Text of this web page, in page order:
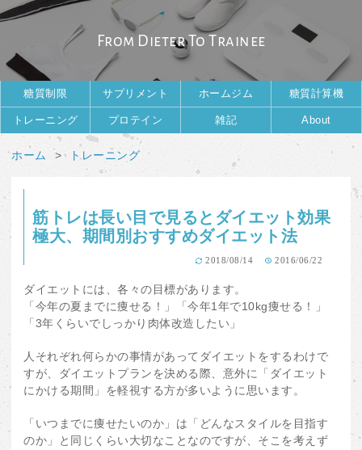
From Dieter To Trainee
糖質制限 サプリメント ホームジム 糖質計算機
トレーニング プロテイン 雑記 About
ホーム トレーニング
筋トレは長い目で見るとダイエット効果
極大、期間別おすすめダイエット法
2018/08/14 2016/06/22
ダイエットには、各々の目標があります。
「今年の夏までに痩せる！」「今年1年で10kg痩せる！」
「3年くらいでしっかり肉体改造したい」
人それぞれ何らかの事情があってダイエットをするわけで
すが、ダイエットプランを決める際、意外に「ダイエット
にかける期間」を軽視する方が多いように思います。
「いつまでに痩せたいのか」は「どんなスタイルを目指す
のか」と同じくらい大切なことなのですが、そこを考えず